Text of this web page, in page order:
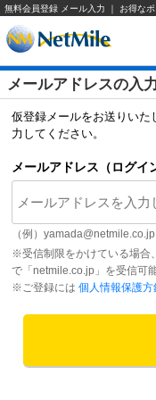
無料会員登録 メール入力 ｜ お得な
メールアドレスの入力
仮登録メールをお送りいた
力してください。
メールアドレス（ログイ
（例）yamada@netmile.co.jp
※受信制限をかけている場合
で「netmile.co.jp」を受信可
※ご登録には 個人情報保護方